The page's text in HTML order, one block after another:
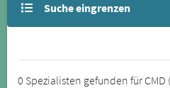
Suche eingrenzen
0 Spezialisten gefunden für